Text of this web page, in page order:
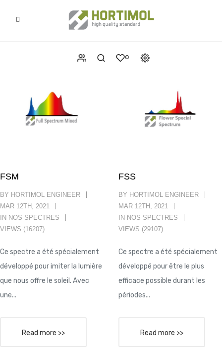
0
FSM
BY HORTIMOL ENGINEER
MAR 12TH, 2021
IN NOS SPECTRES
VIEWS (16207)
Ce spectre a été spécialement
développé pour imiter la lumière
que nous offre le soleil. Avec
une...
Read more >>
FSS
BY HORTIMOL ENGINEER
MAR 12TH, 2021
IN NOS SPECTRES
VIEWS (29107)
Ce spectre a été spécialement
développé pour être le plus
efficace possible durant les
périodes...
Read more >>